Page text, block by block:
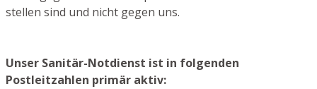
stellen sind und nicht gegen uns.
Unser Sanitär-Notdienst ist in folgenden
Postleitzahlen primär aktiv: